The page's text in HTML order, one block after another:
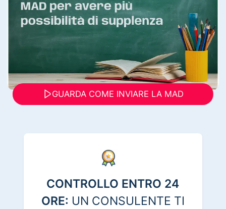
GUARDA COME INVIARE LA MAD
CONTROLLO ENTRO 24
ORE: UN CONSULENTE TI